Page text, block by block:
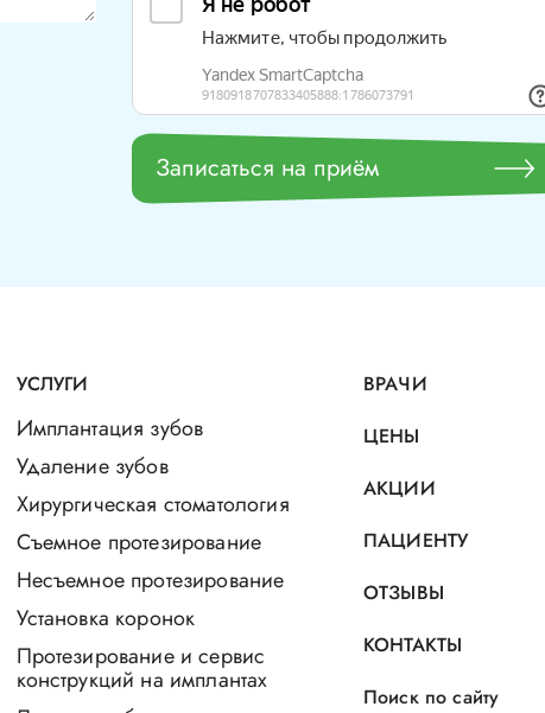
Записаться на приём
УСЛУГИ
Имплантация зубов
Удаление зубов
Хирургическая стоматология
Съемное протезирование
Несъемное протезирование
Установка коронок
Протезирование и сервис
конструкций на имплантах
ВРАЧИ
ЦЕНЫ
АКЦИИ
ПАЦИЕНТУ
ОТЗЫВЫ
КОНТАКТЫ
Поиск по сайту